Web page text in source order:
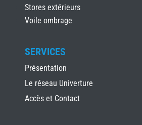
Stores extérieurs
Voile ombrage
SERVICES
Présentation
Le réseau Univerture
Accès et Contact